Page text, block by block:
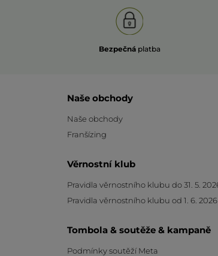
Bezpečná platba
Naše obchody
Naše obchody
Franšízing
Věrnostní klub
Pravidla věrnostního klubu do 31. 5.
Pravidla věrnostního klubu od 1. 6. 2026
Tombola & soutěže & kampaně
Podmínky soutěží Meta